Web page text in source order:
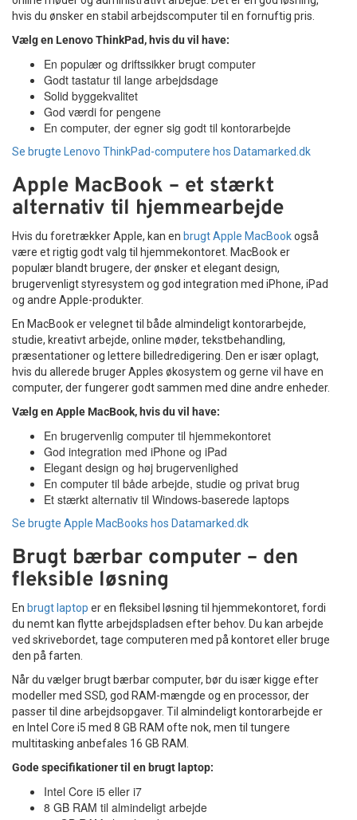
hvis du ønsker en stabil arbejdscomputer til en fornuftig pris.
Vælg en Lenovo ThinkPad, hvis du vil have:
En populær og driftssikker brugt computer
Godt tastatur til lange arbejdsdage
Solid byggekvalitet
God værdi for pengene
En computer, der egner sig godt til kontorarbejde
Se brugte Lenovo ThinkPad-computere hos Datamarked.dk
Apple MacBook – et stærkt
alternativ til hjemmearbejde
Hvis du foretrækker Apple, kan en brugt Apple MacBookogså
være et rigtig godt valg til hjemmekontoret. MacBook er
populær blandt brugere, der ønsker et elegant design,
brugervenligt styresystem og god integration med iPhone, iPad
og andre Apple-produkter.
En MacBook er velegnet til både almindeligt kontorarbejde,
studie, kreativt arbejde, online møder, tekstbehandling,
præsentationer og lettere billedredigering. Den er især oplagt,
hvis du allerede bruger Apples økosystem og gerne vil have en
computer, der fungerer godt sammen med dine andre enheder.
Vælg en Apple MacBook, hvis du vil have:
En brugervenlig computer til hjemmekontoret
God integration med iPhone og iPad
Elegant design og høj brugervenlighed
En computer til både arbejde, studie og privat brug
Et stærkt alternativ til Windows-baserede laptops
Se brugte Apple MacBooks hos Datamarked.dk
Brugt bærbar computer – den
fleksible løsning
En brugt laptop er en fleksibel løsning til hjemmekontoret, fordi
du nemt kan flytte arbejdspladsen efter behov. Du kan arbejde
ved skrivebordet, tage computeren med på kontoret eller bruge
den på farten.
Når du vælger brugt bærbar computer, bør du især kigge efter
modeller med SSD, god RAM-mængde og en processor, der
passer til dine arbejdsopgaver. Til almindeligt kontorarbejde er
en Intel Core i5 med 8 GB RAM ofte nok, men til tungere
multitasking anbefales 16 GB RAM.
Gode specifikationer til en brugt laptop:
Intel Core i5 eller i7
8 GB RAM til almindeligt arbejde